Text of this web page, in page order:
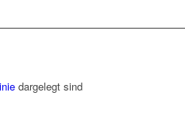
dargelegt sind